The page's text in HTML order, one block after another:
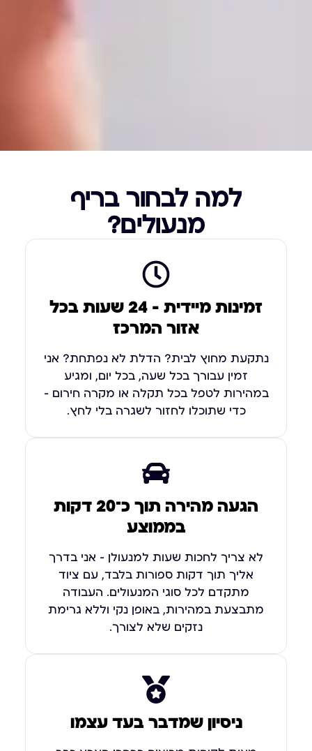
למה לבחור בריף
מנעולים?
זמינות מיידית – 24 שעות בכל
אזור המרכז
נתקעת מחוץ לבית? הדלת לא נפתחת? אני
זמין עבורך בכל שעה, בכל יום, ומגיע
במהירות לטפל בכל תקלה או מקרה חירום –
כדי שתוכלו לחזור לשגרה בלי לחץ.
הגעה מהירה תוך כ־20 דקות
בממוצע
לא צריך לחכות שעות למנעולן – אני בדרך
אליך תוך דקות ספורות בלבד, עם ציוד
מתקדם לכל סוגי המנעולים. העבודה
מתבצעת במהירות, באופן נקי וללא גרימת
נזקים שלא לצורך.
ניסיון שמדבר בעד עצמו